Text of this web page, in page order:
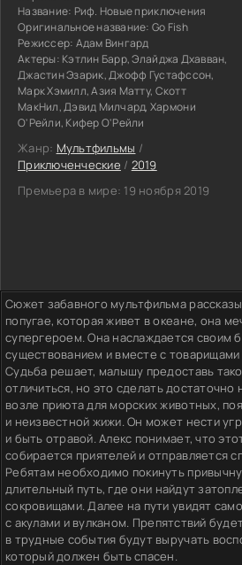
Название: Риф. Новые приключения
Оригинальное название: Go Fish
Режиссер: Адам Вингард
Актеры: Кэтлин Барр, Элайджа Дхавван,
Джастин Эзарик, Джофф Густафссон,
Марк Хэмилл, Азия Матту, Скотт
МакНил, Дэвид Милчард, Хармони
О'Рейли, Кифер О'Рейли
Жанр: Мультфильмы /
Приключенческие / 2019
Премьера в мире: 19 ноября 2019
Сюжет забавного мультфильма
попугае, которая живет в океане, она
супергероем. Она наслаждается своим
существованием и вместе с
Судьба решает, малышу предоставь
отличиться, но это сделать
возле приюта для морских животных,
и неизвестной жижи. Он может нести
и быть отравой. Алекс понимает, что
собирается приятелей и отправляется
Ребятам необходимо покинуть
длительный путь, где они найдут
сокровищами. Далее на пути увидят
с акулами и вулканом. Препятствий
в трудные события будут выручать
который должен быть спасен.